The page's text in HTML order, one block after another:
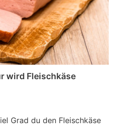
wird Fleischkäse
Grad du den Fleischkäse